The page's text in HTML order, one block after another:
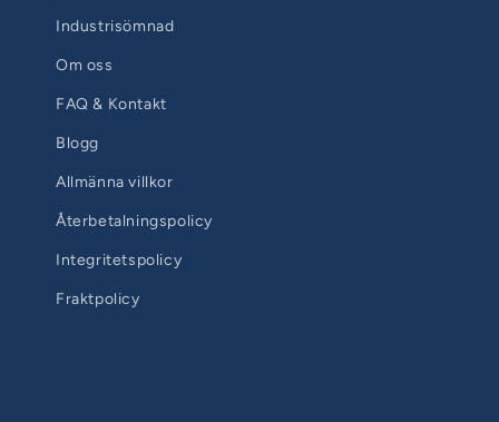
Industrisömnad
Om oss
FAQ & Kontakt
Blogg
Allmänna villkor
Återbetalningspolicy
Integritetspolicy
Fraktpolicy